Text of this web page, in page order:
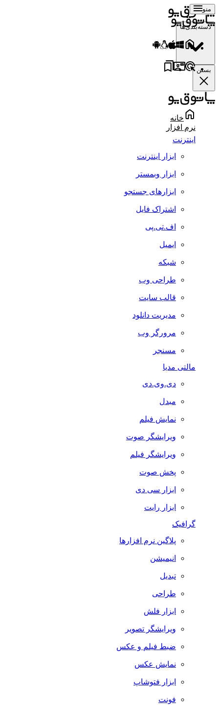
منو
دسته‌بندی‌ها
بستن
خانه
نرم افزار
اینترنت
ابزار اینترنت
ابزار وبمستر
ابزارهای جستجو
اشتراک فایل
اف.تی.پی
ایمیل
شبکه
طراحی وب
قالب سایت
مدیریت دانلود
مرورگر وب
مسنجر
مالتی مدیا
دی.وی.دی
مبدل
نمایش فیلم
ویرایشگر صوت
ویرایشگر فیلم
پخش صوت
ابزار سی دی
ابزار رایت
گرافیک
پلاگین نرم افزارها
انیمیشن
تبدیل
طراحی
ابزار فلش
ویرایشگر تصویر
ضبط فيلم و عكس
نمایش عکس
ابزار فتوشاپ
فونت